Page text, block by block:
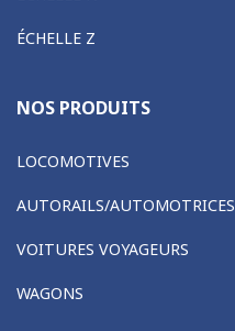
ÉCHELLE Z
NOS PRODUITS
LOCOMOTIVES
AUTORAILS/AUTOMOTRICES
VOITURES VOYAGEURS
WAGONS